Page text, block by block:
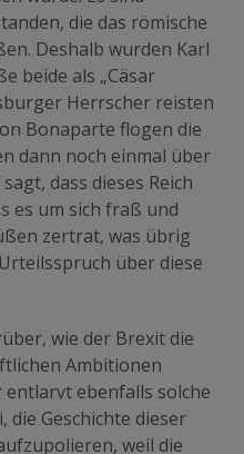
die das römische
Deshalb wurden Karl
beide als „Cäsar
Herrscher reisten
Bonaparte flogen die
dann noch einmal über
dass dieses Reich
es um sich fraß und
zertrat, was übrig
über diese
wie der Brexit die
Ambitionen
ebenfalls solche
die Geschichte dieser
weil die